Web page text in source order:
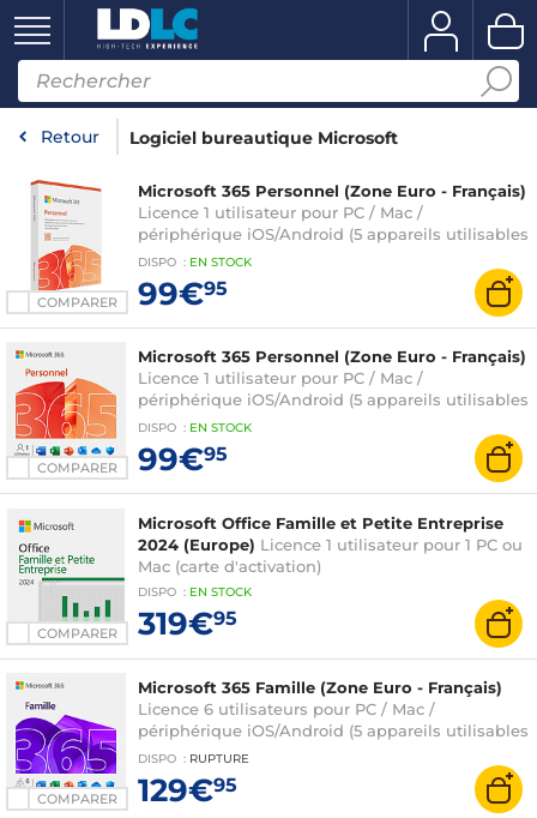
Retour Logiciel bureautique Microsoft
COMPARER
Microsoft 365 Personnel (Zone Euro - Français)
Licence 1 utilisateur pour PC / Mac /
périphérique iOS/Android (5 appareils utilisables
simultanément) - Abonnement 1 an (version
boîte avec clé d'activation)
DISPO : EN STOCK
99€95
COMPARER
Microsoft 365 Personnel (Zone Euro - Français)
Licence 1 utilisateur pour PC / Mac /
périphérique iOS/Android (5 appareils utilisables
simultanément) - Abonnement 1 an (version
boîte avec clé d'activation)
DISPO : EN STOCK
99€95
COMPARER
Microsoft Office Famille et Petite Entreprise
2024 (Europe) Licence 1 utilisateur pour 1 PC ou
Mac (carte d'activation)
DISPO : EN STOCK
319€95
COMPARER
Microsoft 365 Famille (Zone Euro - Français)
Licence 6 utilisateurs pour PC / Mac /
périphérique iOS/Android (5 appareils utilisables
simultanément) - Abonnement 1 an (version
boîte avec clé d'activation)
DISPO : RUPTURE
129€95